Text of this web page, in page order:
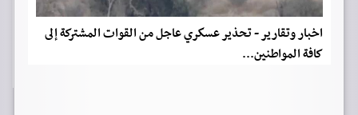
اخبار وتقارير - تحذير عسكري عاجل من القوات المشتركة إلى
كافة المواطنين...